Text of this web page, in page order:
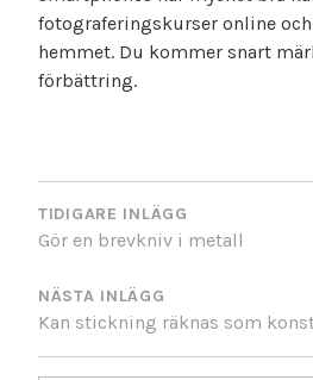
fotograferingskurser online
hemmet. Du kommer snart
förbättring.
TIDIGARE INLÄGG
Gör en brevkniv i metall
NÄSTA INLÄGG
Kan stickning räknas som